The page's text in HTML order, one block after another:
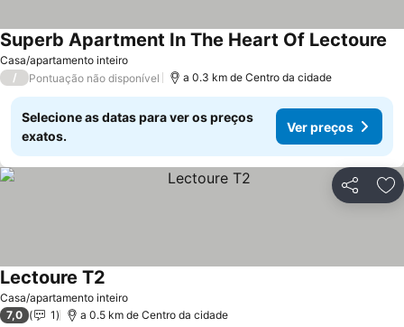
Casa/apartamento inteiro
Superb Apartment In The Heart Of Lectoure
/ Pontuação não disponível a 0.3 km de Centro da cidade
Selecione as datas para ver os preços
exatos.
Ver preços
Partilhar
Casa/apartamento inteiro
Lectoure T2
7,0 1 a 0.5 km de Centro da cidade